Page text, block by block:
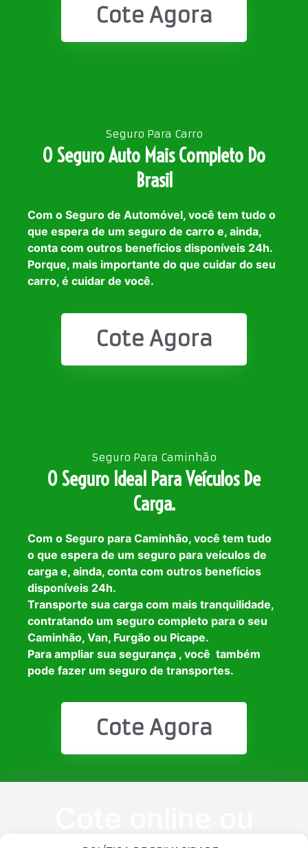
Cote Agora
Seguro Para Carro
O Seguro Auto Mais Completo Do
Brasil
Com o Seguro de Automóvel, você tem tudo o
que espera de um seguro de carro e, ainda,
conta com outros benefícios disponíveis 24h.
Porque, mais importante do que cuidar do seu
carro, é cuidar de você.
Cote Agora
Seguro Para Caminhão
O Seguro Ideal Para Veículos De
Carga.
Com o Seguro para Caminhão, você tem tudo
o que espera de um seguro para veículos de
carga e, ainda, conta com outros benefícios
disponíveis 24h.
Transporte sua carga com mais tranquilidade,
contratando um seguro completo para o seu
Caminhão, Van, Furgão ou Picape.
Para ampliar sua segurança , você também
pode fazer um seguro de transportes.
Cote Agora